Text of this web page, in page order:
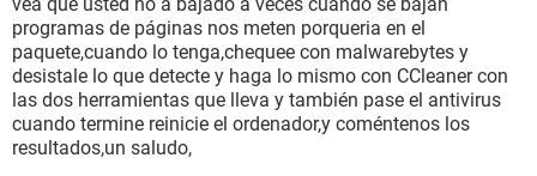
programas de páginas nos meten porqueria en el
paquete,cuando lo tenga,chequee con malwarebytes y
desistale lo que detecte y haga lo mismo con CCleaner con
las dos herramientas que lleva y también pase el antivirus
cuando termine reinicie el ordenador,y coméntenos los
resultados,un saludo,